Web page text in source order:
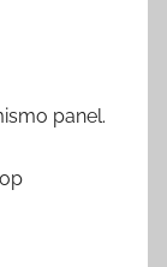
panel.